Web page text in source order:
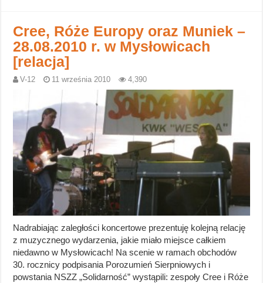
Cree, Róże Europy oraz Muniek –
28.08.2010 r. w Mysłowicach
[relacja]
V-12 11 września 2010 4,390
Nadrabiając zaległości koncertowe prezentuję kolejną relację
z muzycznego wydarzenia, jakie miało miejsce całkiem
niedawno w Mysłowicach! Na scenie w ramach obchodów
30. rocznicy podpisania Porozumień Sierpniowych i
powstania NSZZ „Solidarność” wystąpili: zespoły Cree i Róże